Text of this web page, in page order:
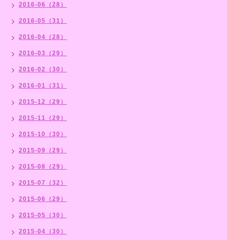
2016-06（28）
2016-05（31）
2016-04（28）
2016-03（29）
2016-02（30）
2016-01（31）
2015-12（29）
2015-11（29）
2015-10（30）
2015-09（29）
2015-08（29）
2015-07（32）
2015-06（29）
2015-05（30）
2015-04（30）